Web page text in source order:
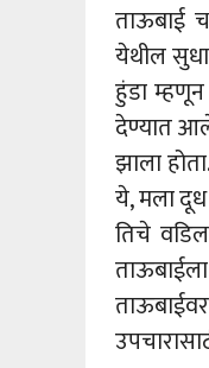
ताऊबाई
येथील
हुंडा
देण्यात
झाला
ये, मला
तिचे